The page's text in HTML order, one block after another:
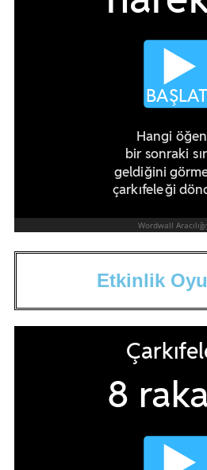
Etkinlik Oyu